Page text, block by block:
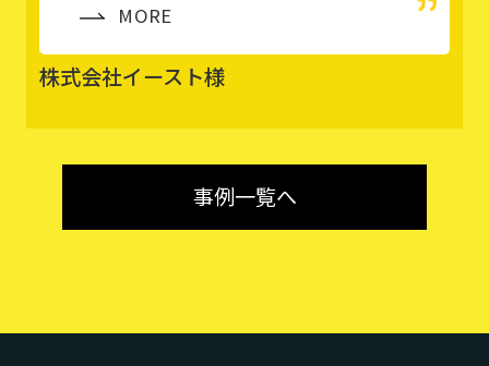
MORE
株式会社イースト様
事例一覧へ